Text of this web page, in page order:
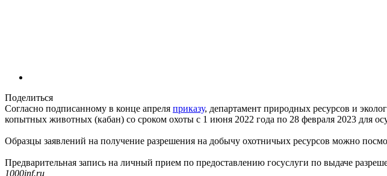
Поделиться
Согласно подписанному в конце апреля приказу, департамент природных ресурсов и
копытных животных (кабан) со сроком охоты с 1 июня 2022 года по 28 февраля 2023 для
Образцы заявлений на получение разрешения на добычу охотничьих ресурсов можно
Предварительная запись на личный прием по предоставлению госуслуги по выдаче
1000inf.ru